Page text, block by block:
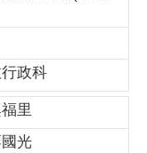
政科
里
光